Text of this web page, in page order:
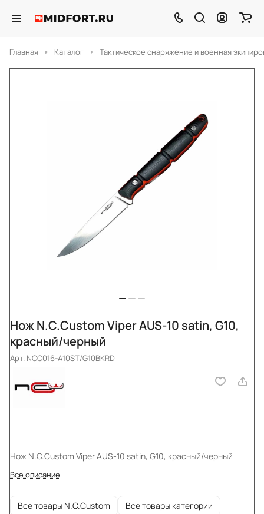
Главная Каталог Тактическое снаряжение и военная
Нож N.C.Custom Viper AUS-10 satin, G10,
красный/черный
Арт. NCC016-A10ST/G10BKRD
Нож N.C.Custom Viper AUS-10 satin, G10, красный/черный
Все описание
Все товары N.C.Custom Все товары категории